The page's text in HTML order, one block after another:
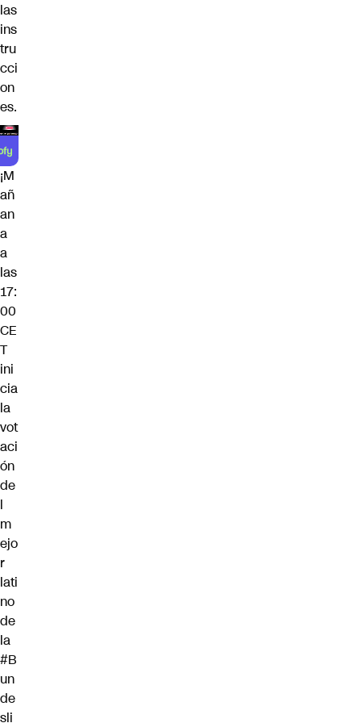
las
ins
tru
cci
on
es.
¡M
añ
an
a
a
las
17:
00
CE
T
ini
cia
la
vot
aci
ón
de
l
m
ejo
r
lati
no
de
la
#B
un
de
sli